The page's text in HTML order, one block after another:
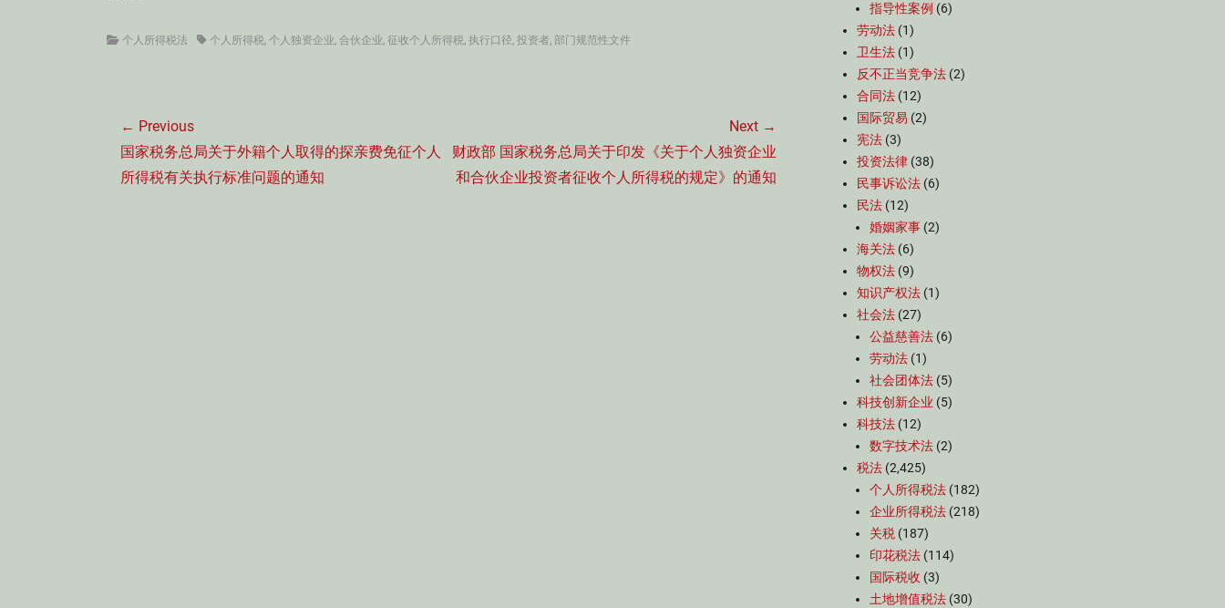
Categories
个人所得税法 Tags个人所得税, 个人独资企业, 合伙企业, 征收个人所得税, 执行口径, 投资者, 部门规范性文件
章
导
航
← Previous
Previous
post:
国家税务总局关于外籍个人取得的探亲费免征个人
所得税有关执行标准问题的通知
Next →
Next
post:
财政部 国家税务总局关于印发《关于个人独资企业
和合伙企业投资者征收个人所得税的规定》的通知
指导性案例 (6)
劳动法 (1)
卫生法 (1)
反不正当竞争法 (2)
合同法 (12)
国际贸易 (2)
宪法 (3)
投资法律 (38)
民事诉讼法 (6)
民法 (12)
婚姻家事 (2)
海关法 (6)
物权法 (9)
知识产权法 (1)
社会法 (27)
公益慈善法 (6)
劳动法 (1)
社会团体法 (5)
科技创新企业 (5)
科技法 (12)
数字技术法 (2)
税法 (2,425)
个人所得税法 (182)
企业所得税法 (218)
关税 (187)
印花税法 (114)
国际税收 (3)
土地增值税法 (30)